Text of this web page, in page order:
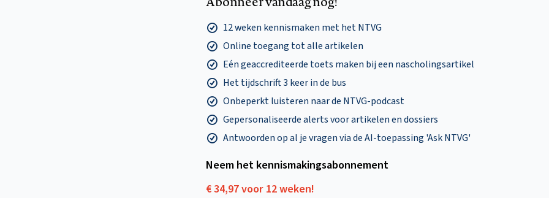
12 weken kennismaken met het NTVG
Online toegang tot alle artikelen
Eén geaccrediteerde toets maken bij een nascholingsartikel
Het tijdschrift 3 keer in de bus
Onbeperkt luisteren naar de NTVG-podcast
Gepersonaliseerde alerts voor artikelen en dossiers
Antwoorden op al je vragen via de AI-toepassing 'Ask NTVG'
Neem het kennismakings­abonnement
€ 34,97 voor 12 weken!